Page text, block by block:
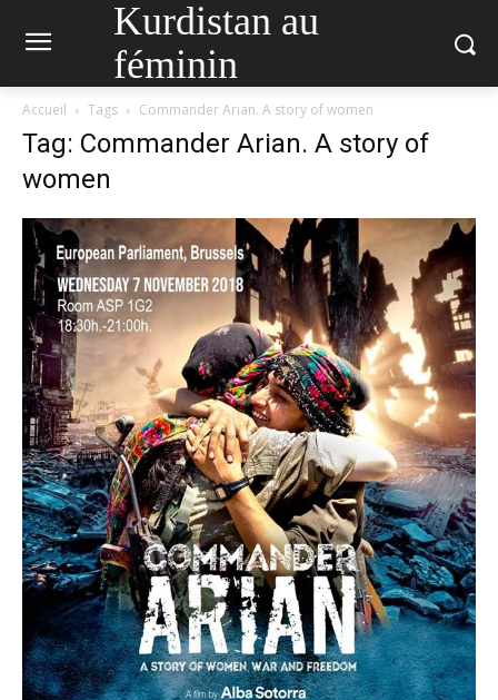
Kurdistan au
féminin
Accueil Tags Commander Arian. A story of women
Tag: Commander Arian. A story of
women